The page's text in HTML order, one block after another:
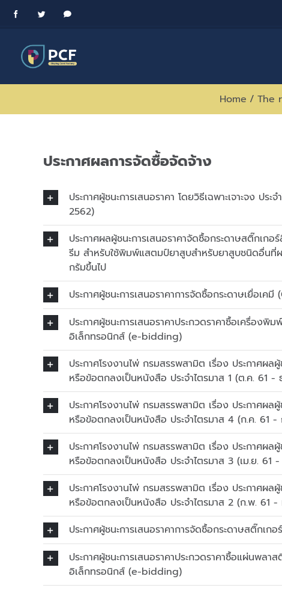
Skip
FacebookTwitter Messenger
Home / The
ประกาศผลการจัดซื้อจัดจ้าง
ประกาศผู้ชนะการเสนอราคา โดยวิธีเฉพาะเจาะจง
2562)
ประกาศผลผู้ชนะการเสนอราคาจัดซื้อกระดาษสติ๊กเ
รีม สำหรับใช้พิมพ์แสตมป์ยาสูบสำหรับยาสูบชนิดอื่น
กรัมขึ้นไป
ประกาศผู้ชนะการเสนอราคาการจัดซื้อกระดาษเยื่อ
ประกาศผู้ชนะการเสนอราคาประกวดราคาซื้อเครื่องพิ
อิเล็กทรอนิกส์ (e-bidding)
ประกาศโรงงานไพ่ กรมสรรพสามิต เรื่อง ประกาศผ
หรือข้อตกลงเป็นหนังสือ ประจำไตรมาส 1 (ต.ค. 61 -
ประกาศโรงงานไพ่ กรมสรรพสามิต เรื่อง ประกาศผ
หรือข้อตกลงเป็นหนังสือ ประจำไตรมาส 4 (ก.ค. 61 -
ประกาศโรงงานไพ่ กรมสรรพสามิต เรื่อง ประกาศผ
หรือข้อตกลงเป็นหนังสือ ประจำไตรมาส 3 (เม.ย. 61
ประกาศโรงงานไพ่ กรมสรรพสามิต เรื่อง ประกาศผ
หรือข้อตกลงเป็นหนังสือ ประจำไตรมาส 2 (ก.พ. 61 -
ประกาศผู้ชนะการเสนอราคาการจัดซื้อกระดาษสติ๊ก
ประกาศผู้ชนะการเสนอราคาประกวดราคาซื้อแผ่นพ
อิเล็กทรอนิกส์ (e-bidding)